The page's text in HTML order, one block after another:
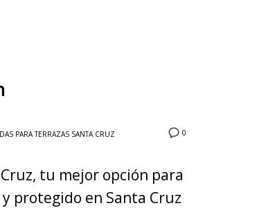
0
PARA TERRAZAS SANTA CRUZ
tu mejor opción para
protegido en Santa Cruz